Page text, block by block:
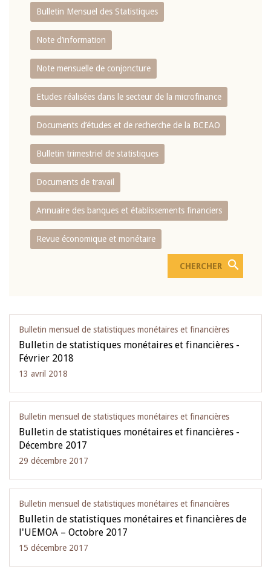
Bulletin Mensuel des Statistiques
Note d’information
Note mensuelle de conjoncture
Etudes réalisées dans le secteur de la microfinance
Documents d’études et de recherche de la BCEAO
Bulletin trimestriel de statistiques
Documents de travail
Annuaire des banques et établissements financiers
Revue économique et monétaire
Bulletin mensuel de statistiques monétaires et financières
Bulletin de statistiques monétaires et financières -
Février 2018
13 avril 2018
Bulletin mensuel de statistiques monétaires et financières
Bulletin de statistiques monétaires et financières -
Décembre 2017
29 décembre 2017
Bulletin mensuel de statistiques monétaires et financières
Bulletin de statistiques monétaires et financières de
l'UEMOA – Octobre 2017
15 décembre 2017